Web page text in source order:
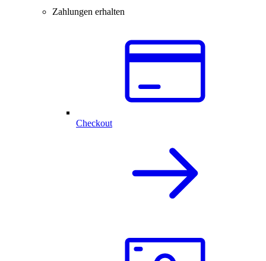
Zahlungen erhalten
Checkout